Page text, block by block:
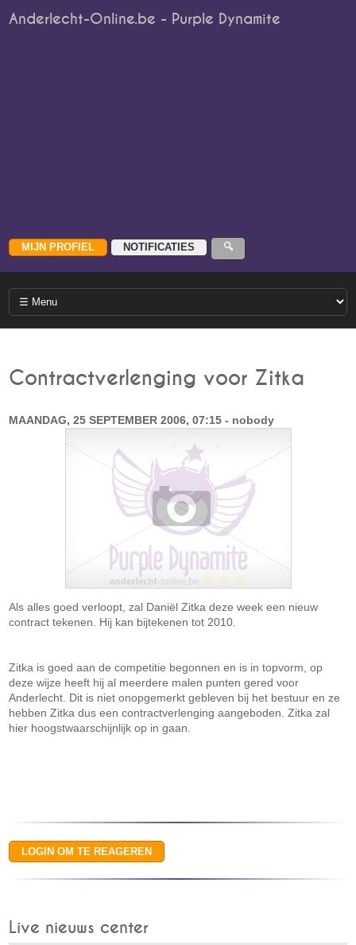
Anderlecht-Online.be - Purple Dynamite
Contractverlenging voor Zitka
MAANDAG, 25 SEPTEMBER 2006, 07:15 - nobody
Als alles goed verloopt, zal Daniël Zitka deze week een nieuw
contract tekenen. Hij kan bijtekenen tot 2010.
Zitka is goed aan de competitie begonnen en is in topvorm, op
deze wijze heeft hij al meerdere malen punten gered voor
Anderlecht. Dit is niet onopgemerkt gebleven bij het bestuur en ze
hebben Zitka dus een contractverlenging aangeboden. Zitka zal
hier hoogstwaarschijnlijk op in gaan.
Live nieuws center